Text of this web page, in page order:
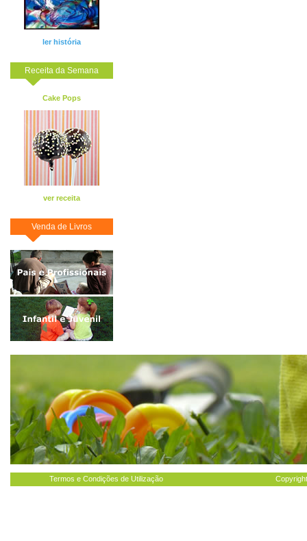
ler história
Receita da Semana
Cake Pops
ver receita
Venda de Livros
Termos e Condições de Utilização